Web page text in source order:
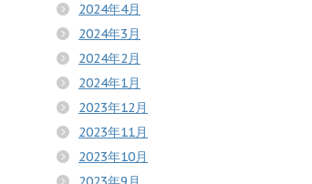
2024年4月
2024年3月
2024年2月
2024年1月
2023年12月
2023年11月
2023年10月